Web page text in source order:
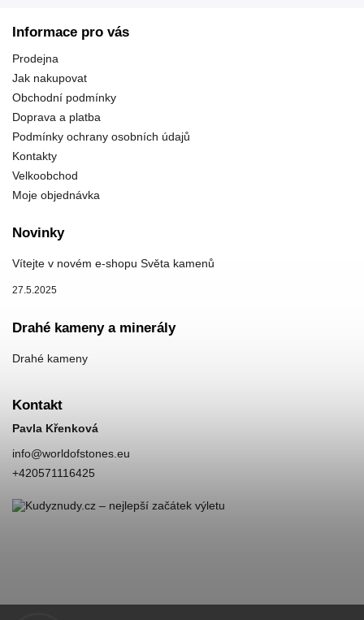
Informace pro vás
Prodejna
Jak nakupovat
Obchodní podmínky
Doprava a platba
Podmínky ochrany osobních údajů
Kontakty
Velkoobchod
Moje objednávka
Novinky
Vítejte v novém e-shopu Světa kamenů
27.5.2025
Drahé kameny a minerály
Drahé kameny
Kontakt
Pavla Křenková
info@worldofstones.eu
+420571116425